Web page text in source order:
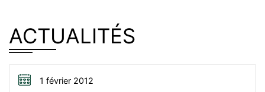
ACTUALITÉS
1 février 2012